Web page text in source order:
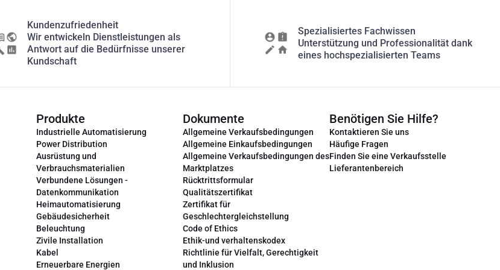
Kundenzufriedenheit
Wir entwickeln Dienstleistungen als
Antwort auf die Bedürfnisse unserer
Kundschaft
Spezialisiertes Fachwissen
Unterstützung und Professionalität dank
eines hochspezialisierten Teams
Produkte
Industrielle Automatisierung
Power Distribution
Ausrüstung und
Verbrauchsmaterialien
Verbundene Lösungen -
Datenkommunikation
Heimautomatisierung
Gebäudesicherheit
Beleuchtung
Zivile Installation
Kabel
Erneuerbare Energien
Dokumente
Allgemeine Verkaufsbedingungen
Allgemeine Einkaufsbedingungen
Allgemeine Verkaufsbedingungen des
Marktplatzes
Rücktrittsformular
Qualitätszertifikat
Zertifikat für
Geschlechtergleichstellung
Code of Ethics
Ethik-und verhaltenskodex
Richtlinie für Vielfalt, Gerechtigkeit
und Inklusion
Benötigen Sie Hilfe?
Kontaktieren Sie uns
Häufige Fragen
Finden Sie eine Verkaufsstelle
Lieferantenbereich